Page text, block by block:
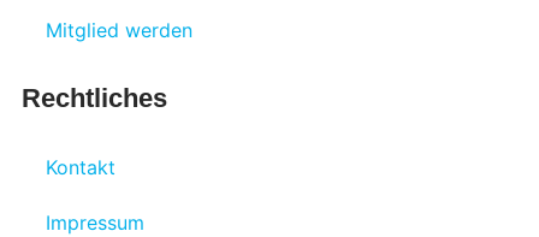
Mitglied werden
Rechtliches
Kontakt
Impressum